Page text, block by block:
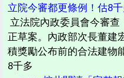
立院今審都更條例！估8
立法院內政委員會今審
正草案。內政部次長董建
積獎勵公布前的合法建物
8千多